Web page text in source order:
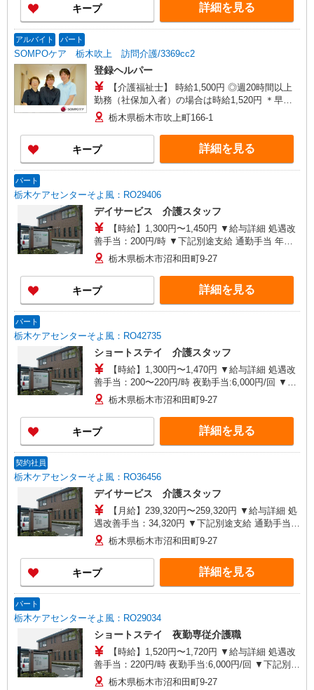
キープ 詳細を見る
アルバイト パート
SOMPOケア 栃木吹上 訪問介護/3369cc2
登録ヘルパー
【介護福祉士】 時給1,500円 ◎週20時間以上
勤務（社保加入者）の場合は時給1,520円 ＊早朝
夜間（〜8:00、18:00〜）：時給1,875円〜 ＊日曜
祝日：時給1,800円〜 【実務者研修・初任者研修
（ヘルパー1級・2級）】 時給1,420円 ◎週20時間
以上勤務（社保加入者）の場合は時給1,440円 ＊
早朝夜間（〜8:00、18:00〜）：時給1,775円〜 ＊
が同時給 ◎キャンセル手当：職務時給の60％支給
栃木県栃木市吹上町166-1
キープ 詳細を見る
パート
栃木ケアセンターそよ風：RO29406
デイサービス 介護スタッフ
【時給】1,300円〜1,450円 ▼給与詳細 処遇改
善手当：200円/時 ▼下記別途支給 通勤手当 年末
年始手当：380円/時 寸志あり：年2回（6月・12
月） ※業績による ※処遇改善手当は試用期間中(3
ヶ月)は支給なし
栃木県栃木市沼和田町9-27
キープ 詳細を見る
パート
栃木ケアセンターそよ風：RO42735
ショートステイ 介護スタッフ
【時給】1,300円〜1,470円 ▼給与詳細 処遇改
善手当：200〜220円/時 夜勤手当:6,000円/回 ▼下
記別途支給 通勤手当 年末年始手当：380円/時 寸
志あり：年2回（6月・12月） ※業績による ※処
遇改善手当は試用期間中(3ヶ月)は支給なし
栃木県栃木市沼和田町9-27
キープ 詳細を見る
契約社員
栃木ケアセンターそよ風：RO36456
デイサービス 介護スタッフ
【月給】239,320円〜259,320円 ▼給与詳細 処
遇改善手当：34,320円 ▼下記別途支給 通勤手当
年末年始手当：380円/時 寸志あり：年2回（6月・
12月） ※業績による 特別報酬：平均33.8万円（最
高額130万円） ※2025年6月支給実績 ※処遇改善
手当は試用期間中(3ヶ月)は支給なし
栃木県栃木市沼和田町9-27
キープ 詳細を見る
パート
栃木ケアセンターそよ風：RO29034
ショートステイ 夜勤専従介護職
【時給】1,520円〜1,720円 ▼給与詳細 処遇改
善手当：220円/時 夜勤手当:6,000円/回 ▼下記別途
支給 通勤手当 年末年始手当：380円/時 寸志あ
栃木県栃木市沼和田町9-27